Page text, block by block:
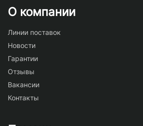
О компании
Линии поставок
Новости
Гарантии
Отзывы
Вакансии
Контакты